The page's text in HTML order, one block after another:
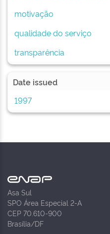
motivação
qualidade do serviço
transparência
Date issued
1997
Asa Sul
SPO Área Especial 2-A
CEP 70.610-900
Brasília/DF